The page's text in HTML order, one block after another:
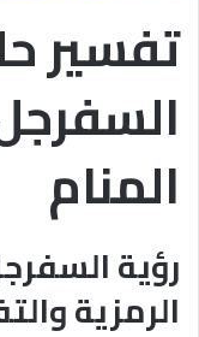
تفسير
المنام
رؤية
الرمزية